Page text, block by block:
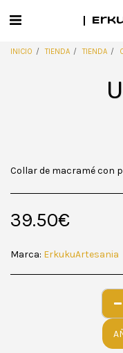
INICIO TIENDA TIENDA
Collar de macramé con
39.50€
Marca: ErkukuArtesania